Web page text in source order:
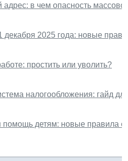
адрес: в чем опасность
декабря 2025 года: новые
простить или уволить?
налогообложения: гайд
помощь детям: новые правила